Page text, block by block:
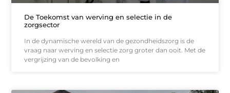
De Toekomst van werving en selectie in de
zorgsector
In de dynamische wereld van de gezondheidszorg is de
vraag naar werving en selectie zorg groter dan ooit. Met de
vergrijzing van de bevolking en